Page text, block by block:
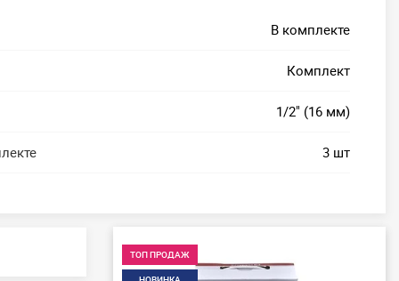
В комплекте
Комплект
1/2" (16 мм)
3 шт
ТОП ПРОДАЖ